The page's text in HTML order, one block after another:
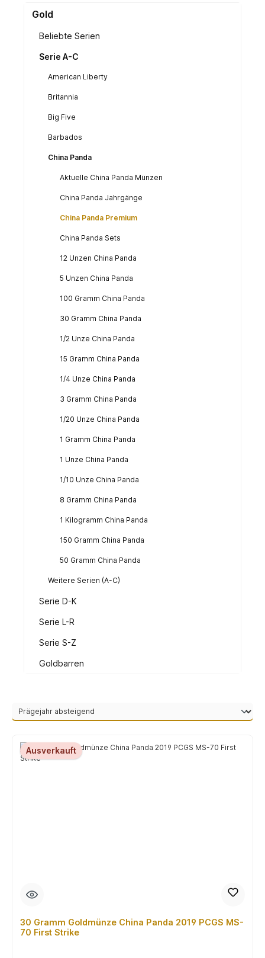
Gold
Beliebte Serien
Serie A-C
American Liberty
Britannia
Big Five
Barbados
China Panda
Aktuelle China Panda Münzen
China Panda Jahrgänge
China Panda Premium
China Panda Sets
12 Unzen China Panda
5 Unzen China Panda
100 Gramm China Panda
30 Gramm China Panda
1/2 Unze China Panda
15 Gramm China Panda
1/4 Unze China Panda
3 Gramm China Panda
1/20 Unze China Panda
1 Gramm China Panda
1 Unze China Panda
1/10 Unze China Panda
8 Gramm China Panda
1 Kilogramm China Panda
150 Gramm China Panda
50 Gramm China Panda
Weitere Serien (A-C)
Serie D-K
Serie L-R
Serie S-Z
Goldbarren
Ausverkauft
30 Gramm Goldmünze China Panda 2019 PCGS MS-
70 First Strike